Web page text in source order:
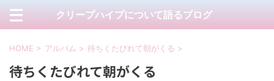
クリープハイプについて語るブログ
HOME > アルバム > 待ちくたびれて朝がくる >
待ちくたびれて朝がくる